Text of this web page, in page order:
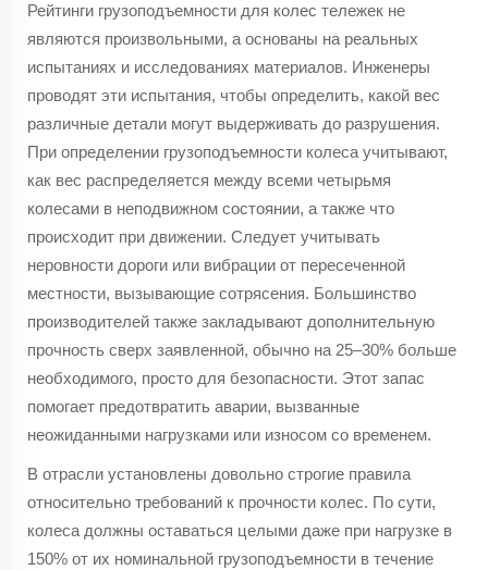
Рейтинги грузоподъемности для колес тележек не
являются произвольными, а основаны на реальных
испытаниях и исследованиях материалов. Инженеры
проводят эти испытания, чтобы определить, какой вес
различные детали могут выдерживать до разрушения.
При определении грузоподъемности колеса учитывают,
как вес распределяется между всеми четырьмя
колесами в неподвижном состоянии, а также что
происходит при движении. Следует учитывать
неровности дороги или вибрации от пересеченной
местности, вызывающие сотрясения. Большинство
производителей также закладывают дополнительную
прочность сверх заявленной, обычно на 25–30% больше
необходимого, просто для безопасности. Этот запас
помогает предотвратить аварии, вызванные
неожиданными нагрузками или износом со временем.
В отрасли установлены довольно строгие правила
относительно требований к прочности колес. По сути,
колеса должны оставаться целыми даже при нагрузке в
150% от их номинальной грузоподъемности в течение